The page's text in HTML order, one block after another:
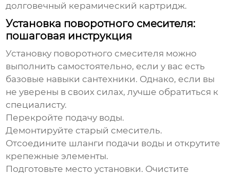
долговечный керамический картридж.
Установка поворотного смесителя:
пошаговая инструкция
Установку поворотного смесителя можно
выполнить самостоятельно, если у вас есть
базовые навыки сантехники. Однако, если вы
не уверены в своих силах, лучше обратиться к
специалисту.
Перекройте подачу воды.
Демонтируйте старый смеситель.
Отсоедините шланги подачи воды и открутите
крепежные элементы.
Подготовьте место установки. Очистите